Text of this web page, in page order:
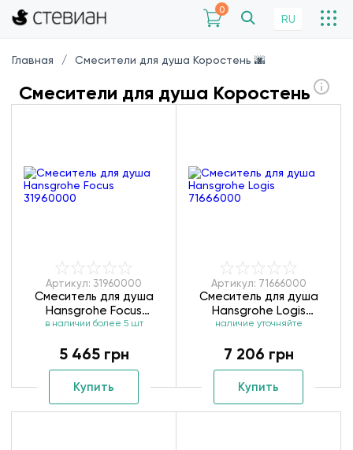
0
RU
Главная Смесители для душа Коростень 🌆
Смесители для душа Коростень
Артикул: 31960000
Смеситель для душа
Hansgrohe Focus
31960000
в наличии более 5 шт
5 465 грн
Купить
Артикул: 71666000
Смеситель для душа
Hansgrohe Logis
71666000
наличие уточняйте
7 206 грн
Купить